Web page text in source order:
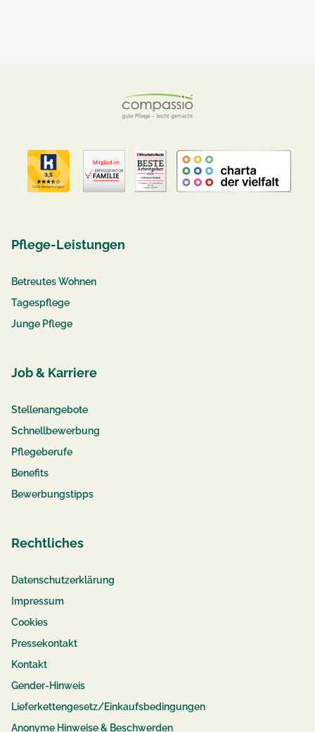
Pflege-Leistungen
Betreutes Wohnen
Tagespflege
Junge Pflege
Job & Karriere
Stellenangebote
Schnellbewerbung
Pflegeberufe
Benefits
Bewerbungstipps
Rechtliches
Datenschutzerklärung
Impressum
Cookies
Pressekontakt
Kontakt
Gender-Hinweis
Lieferkettengesetz/Einkaufsbedingungen
Anonyme Hinweise & Beschwerden